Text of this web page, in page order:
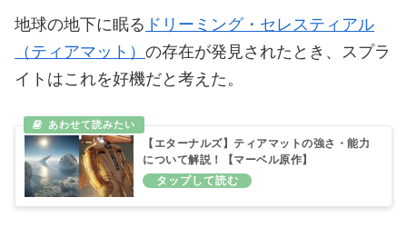
地球の地下に眠る ドリーミング・セレスティアル
（ティアマット） の存在が発見されたとき、スプラ
イトはこれを好機だと考えた。
【エターナルズ】ティアマットの強さ・能力
について解説！【マーベル原作】